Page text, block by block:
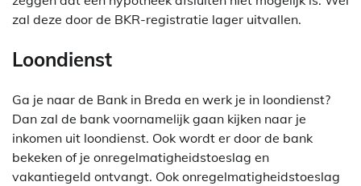
zal deze door de BKR-registratie lager uitvallen.
Loondienst
Ga je naar de Bank in Breda en werk je in loondienst?
Dan zal de bank voornamelijk gaan kijken naar je
inkomen uit loondienst. Ook wordt er door de bank
bekeken of je onregelmatigheidstoeslag en
vakantiegeld ontvangt. Ook onregelmatigheidstoeslag